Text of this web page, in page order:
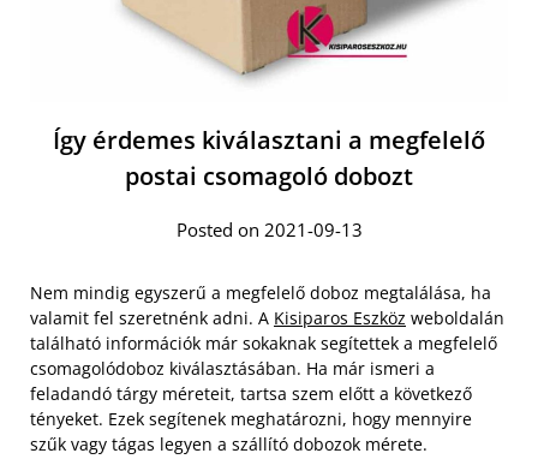
Így érdemes kiválasztani a megfelelő
postai csomagoló dobozt
Posted on 2021-09-13
Nem mindig egyszerű a megfelelő doboz megtalálása, ha
valamit fel szeretnénk adni. A Kisiparos Eszköz weboldalán
található információk már sokaknak segítettek a megfelelő
csomagolódoboz kiválasztásában. Ha már ismeri a
feladandó tárgy méreteit, tartsa szem előtt a következő
tényeket. Ezek segítenek meghatározni, hogy mennyire
szűk vagy tágas legyen a szállító dobozok mérete.